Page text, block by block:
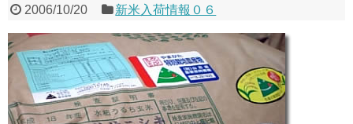
2006/10/20 新米入荷情報０６